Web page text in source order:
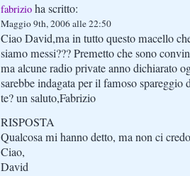
fabrizio ha scritto:
Maggio 9th, 2006 alle 22:50
Ciao David,ma in tutto questo macello
siamo messi??? Premetto che sono
ma alcune radio private anno dichiarato
sarebbe indagata per il famoso
te? un saluto,Fabrizio
RISPOSTA
Qualcosa mi hanno detto, ma non ci
Ciao,
David